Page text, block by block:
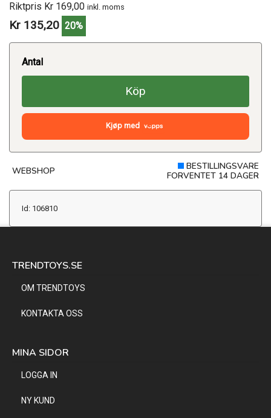
Riktpris Kr 169,00 inkl. moms
Kr 135,20 20%
Antal
Köp
Kjøp med
WEBSHOP
BESTILLINGSVARE
FORVENTET 14 DAGER
Id: 106810
TRENDTOYS.SE
OM TRENDTOYS
KONTAKTA OSS
MINA SIDOR
LOGGA IN
NY KUND